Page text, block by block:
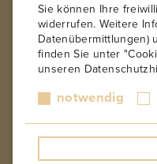
Sie können Ihre
widerrufen. Weitere
Datenübermittlungen)
finden Sie unter
unseren
notwendig